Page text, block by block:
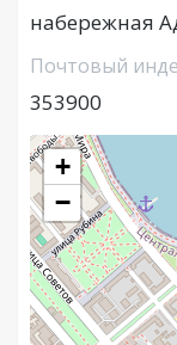
набережная
Почтовый
353900
+
−